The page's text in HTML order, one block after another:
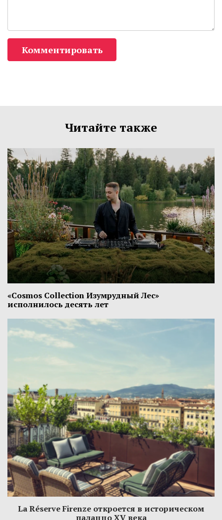
Комментировать
Читайте также
«Cosmos Collection Изумрудный Лес»
исполнилось десять лет
La Réserve Firenze откроется в историческом
палаццо XV века